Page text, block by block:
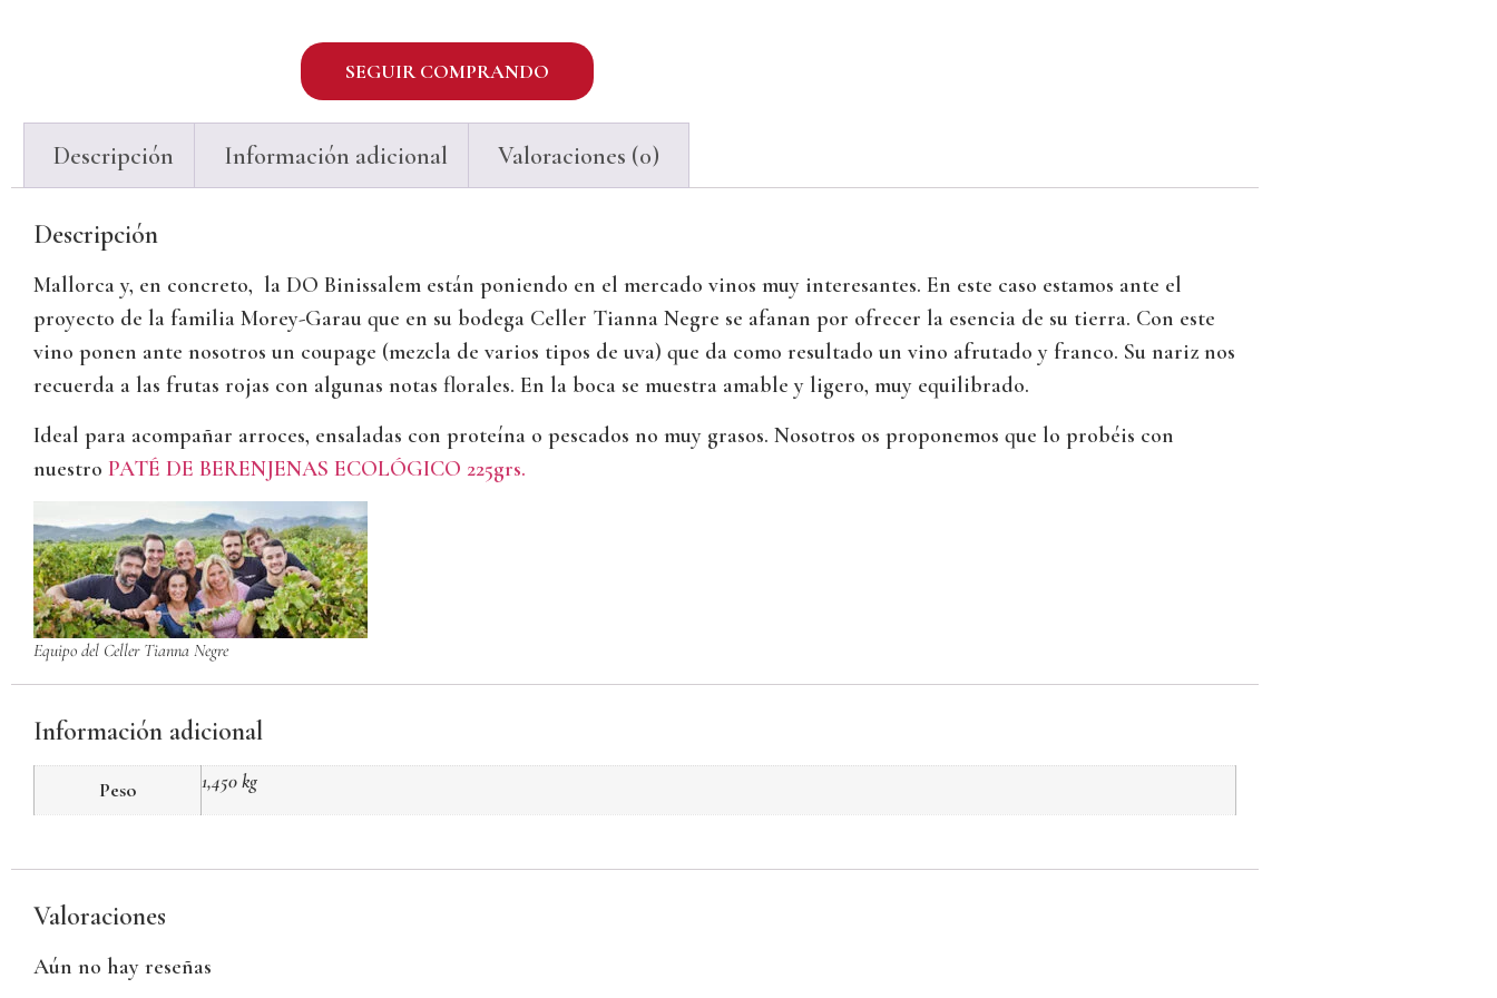
SEGUIR COMPRANDO
Descripción Información adicional Valoraciones (0)
Descripción
Mallorca y, en concreto, la DO Binissalem están poniendo en el mercado vinos muy interesantes. En este caso estamos ante el
proyecto de la familia Morey-Garau que en su bodega Celler Tianna Negre se afanan por ofrecer la esencia de su tierra. Con este
vino ponen ante nosotros un coupage (mezcla de varios tipos de uva) que da como resultado un vino afrutado y franco. Su nariz nos
recuerda a las frutas rojas con algunas notas florales. En la boca se muestra amable y ligero, muy equilibrado.
Ideal para acompañar arroces, ensaladas con proteína o pescados no muy grasos. Nosotros os proponemos que lo probéis con
nuestro PATÉ DE BERENJENAS ECOLÓGICO 225grs.
Equipo del Celler Tianna Negre
Información adicional
Peso 1,450 kg
Valoraciones
Aún no hay reseñas